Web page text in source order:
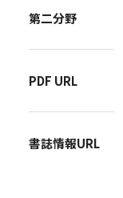
第二分野
PDF URL
書誌情報URL